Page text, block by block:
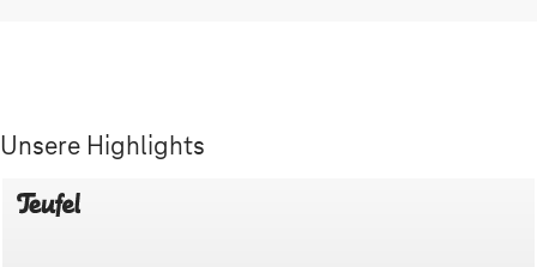
Unsere Highlights